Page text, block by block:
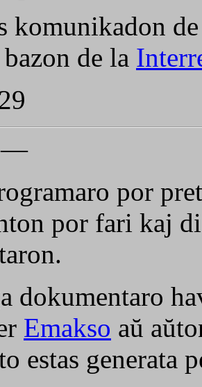
de la
—
por
por fari kaj
dokumentaro
Emakso aŭ
estas generata